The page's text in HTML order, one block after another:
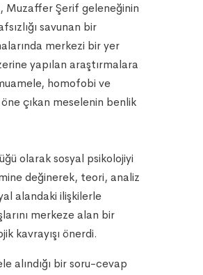
Muzaffer Şerif geleneğinin
savunan bir
merkezi bir yer
yapılan araştırmalara
homofobi ve
çıkan meselenin benlik
olarak sosyal psikolojiyi
değinerek, teori, analiz
alandaki ilişkilerle
merkeze alan bir
kavrayışı önerdi.
alındığı bir soru-cevap